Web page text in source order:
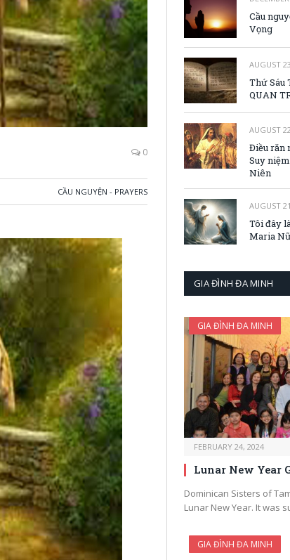
0
CẦU NGUYỆN - PRAYERS
Cầu
Vọng
AUGUST
Thứ Sáu
QUAN
AUGUST
Điều răn
Suy
Niên
AUGUST
Tôi đây
Maria
GIA ĐÌNH ĐA MINH
GIA ĐÌNH ĐA MINH
FEBRUARY 24, 2024
Lunar New Year
Dominican Sisters of
Lunar New Year. It was
GIA ĐÌNH ĐA MINH